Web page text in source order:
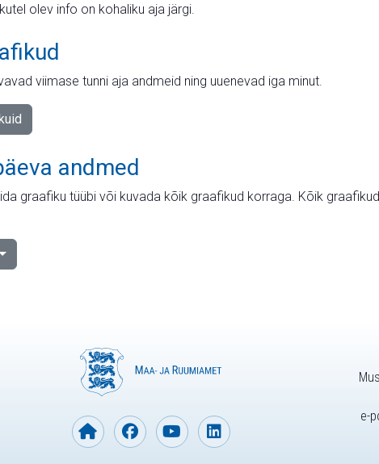
olev info on kohaliku aja järgi.
viimase tunni aja andmeid ning uuenevad iga minut.
andmed
graafiku tüübi või kuvada kõik graafikud korraga. Kõik
e-